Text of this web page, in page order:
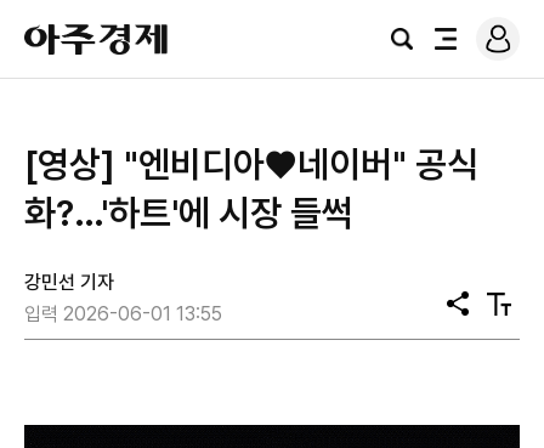
아
주
경
검
전
로
그
[영상] "엔비디아♥네이버" 공식
화?…'하트'에 시장 들썩
강민선 기자
입력 2026-06-01 13:55
공
유
텍
스